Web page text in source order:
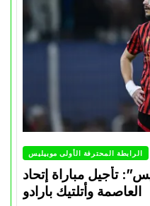
الرابطة المحترفة الأولى موبيليس
تأجيل مباراة إتحاد
العاصمة وأتلتيك بارادو